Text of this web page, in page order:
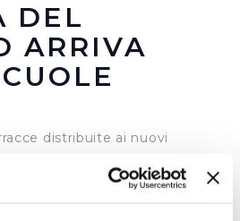
DEL
ARRIVA
distribuite ai nuovi
gestisce il servizio idrico
invece le borracce